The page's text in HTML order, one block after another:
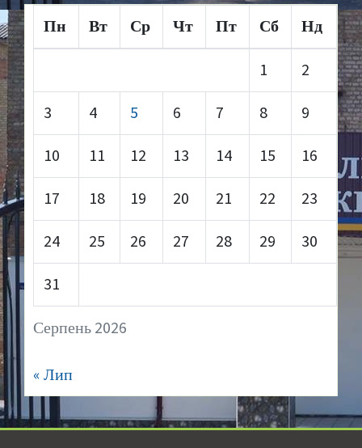
Серпень 2026
Пн Вт Ср Чт Пт Сб Нд
1 2
3 4 5 6 7 8 9
10 11 12 13 14 15 16
17 18 19 20 21 22 23
24 25 26 27 28 29 30
31
« Лип